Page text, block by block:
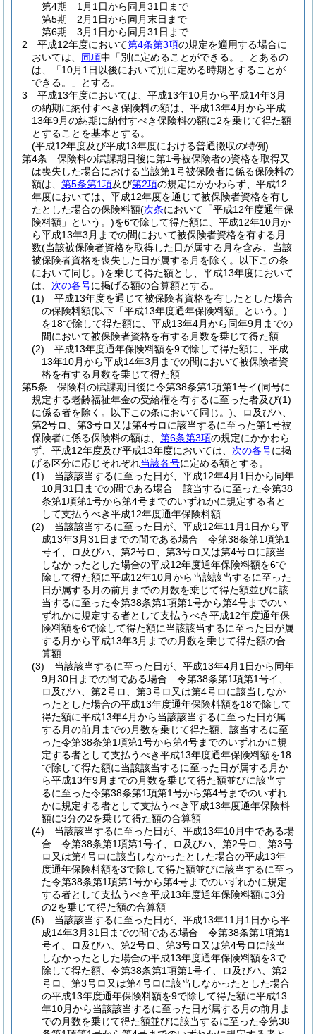
第4期 1月1日から同月31日まで
第5期 2月1日から同月末日まで
第6期 3月1日から同月31日まで
2
平成12年度において第4条第3項の規定を適用する場合に
おいては、 同項中「別に定めることができる。」とあるの
は、「10月1日以後において別に定める時期とすることが
できる。」とする。
3
平成13年度においては、平成13年10月から平成14年3月
の納期に納付すべき保険料の額は、平成13年4月から平成
13年9月の納期に納付すべき保険料の額に2を乗じて得た額
とすることを基本とする。
(平成12年度及び平成13年度における普通徴収の特例)
第4条
保険料の賦課期日後に第1号被保険者の資格を取得又
は喪失した場合における当該第1号被保険者に係る保険料の
額は、 第5条第1項及び第2項の規定にかかわらず、平成12
年度においては、平成12年度を通じて被保険者資格を有し
たとした場合の保険料額(次条において「平成12年度通年保
険料額」という。)を6で除して得た額に、平成12年10月か
ら平成13年3月までの間において被保険者資格を有する月
数(当該被保険者資格を取得した日が属する月を含み、当該
被保険者資格を喪失した日が属する月を除く。以下この条
において同じ。)を乗じて得た額とし、平成13年度において
は、 次の各号に掲げる額の合算額とする。
(1)
平成13年度を通じて被保険者資格を有したとした場合
の保険料額(以下「平成13年度通年保険料額」という。)
を18で除して得た額に、平成13年4月から同年9月までの
間において被保険者資格を有する月数を乗じて得た額
(2)
平成13年度通年保険料額を9で除して得た額に、平成
13年10月から平成14年3月までの間において被保険者資
格を有する月数を乗じて得た額
第5条
保険料の賦課期日後に令第38条第1項第1号イ(同号に
規定する老齢福祉年金の受給権を有するに至った者及び(1)
に係る者を除く。以下この条において同じ。) 、ロ及びハ、
第2号ロ、第3号ロ又は第4号ロに該当するに至った第1号被
保険者に係る保険料の額は、 第6条第3項の規定にかかわら
ず、平成12年度及び平成13年度においては、 次の各号に掲
げる区分に応じそれぞれ当該各号に定める額とする。
(1)
当該該当するに至った日が、平成12年4月1日から同年
10月31日までの間である場合 該当するに至った令第38
条第1項第1号から第4号までのいずれかに規定する者と
して支払うべき平成12年度通年保険料額
(2)
当該該当するに至った日が、平成12年11月1日から平
成13年3月31日までの間である場合 令第38条第1項第1
号イ、ロ及びハ、第2号ロ、第3号ロ又は第4号ロに該当
しなかったとした場合の平成12年度通年保険料額を6で
除して得た額に平成12年10月から当該該当するに至った
日が属する月の前月までの月数を乗じて得た額並びに該
当するに至った令第38条第1項第1号から第4号までのい
ずれかに規定する者として支払うべき平成12年度通年保
険料額を6で除して得た額に当該該当するに至った日が属
する月から平成13年3月までの月数を乗じて得た額の合
算額
(3)
当該該当するに至った日が、平成13年4月1日から同年
9月30日までの間である場合 令第38条第1項第1号イ、
ロ及びハ、第2号ロ、第3号ロ又は第4号ロに該当しなか
ったとした場合の平成13年度通年保険料額を18で除して
得た額に平成13年4月から当該該当するに至った日が属
する月の前月までの月数を乗じて得た額、該当するに至
った令第38条第1項第1号から第4号までのいずれかに規
定する者として支払うべき平成13年度通年保険料額を18
で除して得た額に当該該当するに至った日が属する月か
ら平成13年9月までの月数を乗じて得た額並びに該当す
るに至った令第38条第1項第1号から第4号までのいずれ
かに規定する者として支払うべき平成13年度通年保険料
額に3分の2を乗じて得た額の合算額
(4)
当該該当するに至った日が、平成13年10月中である場
合 令第38条第1項第1号イ、ロ及びハ、第2号ロ、第3号
ロ又は第4号ロに該当しなかったとした場合の平成13年
度通年保険料額を3で除して得た額並びに該当するに至っ
た令第38条第1項第1号から第4号までのいずれかに規定
する者として支払うべき平成13年度通年保険料額に3分
の2を乗じて得た額の合算額
(5)
当該該当するに至った日が、平成13年11月1日から平
成14年3月31日までの間である場合 令第38条第1項第1
号イ、ロ及びハ、第2号ロ、第3号ロ又は第4号ロに該当
しなかったとした場合の平成13年度通年保険料額を3で
除して得た額、令第38条第1項第1号イ、ロ及びハ、第2
号ロ、第3号ロ又は第4号ロに該当しなかったとした場合
の平成13年度通年保険料額を9で除して得た額に平成13
年10月から当該該当するに至った日が属する月の前月ま
での月数を乗じて得た額並びに該当するに至った令第38